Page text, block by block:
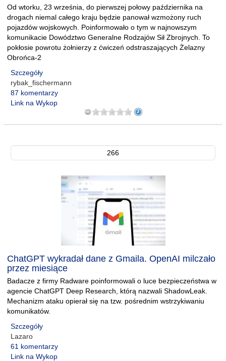
Od wtorku, 23 września, do pierwszej połowy października na
drogach niemal całego kraju będzie panował wzmożony ruch
pojazdów wojskowych. Poinformowało o tym w najnowszym
komunikacie Dowództwo Generalne Rodzajów Sił Zbrojnych. To
pokłosie powrotu żołnierzy z ćwiczeń odstraszających Żelazny
Obrońca-2
Szczegóły
rybak_fischermann
87 komentarzy
Link na Wykop
266
ChatGPT wykradał dane z Gmaila. OpenAI milczało
przez miesiące
Badacze z firmy Radware poinformowali o luce bezpieczeństwa w
agencie ChatGPT Deep Research, którą nazwali ShadowLeak.
Mechanizm ataku opierał się na tzw. pośrednim wstrzykiwaniu
komunikatów.
Szczegóły
Lazaro
61 komentarzy
Link na Wykop